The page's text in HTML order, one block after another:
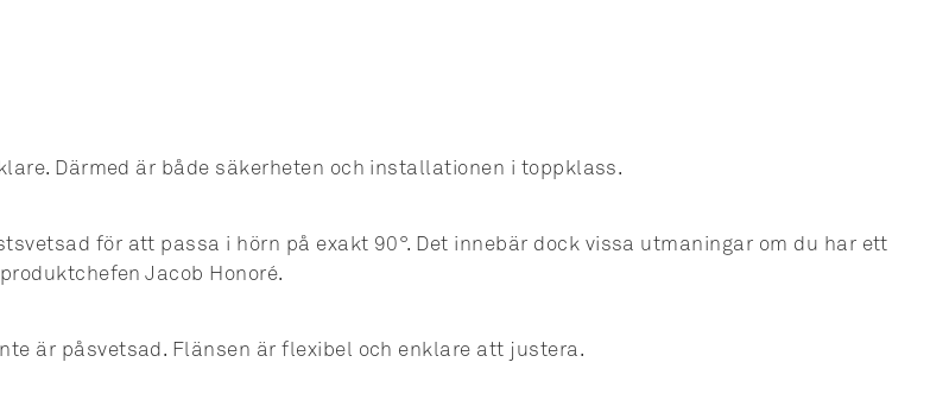
Därmed är både säkerheten och installationen i toppklass.
för att passa i hörn på exakt 90°. Det innebär dock vissa utmaningar om du har ett
Jacob Honoré.
är påsvetsad. Flänsen är flexibel och enklare att justera.